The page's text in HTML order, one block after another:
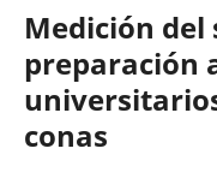
Medición del
preparación
conas